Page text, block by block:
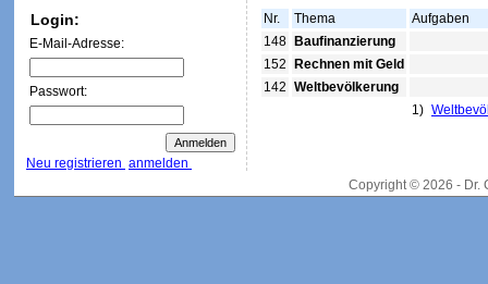
Login:
E-Mail-Adresse:
Passwort:
Neu registrieren anmelden
Nr.
Thema
Aufgaben
148
Baufinanzierung
152
Rechnen mit Geld
142 Weltbevölkerung
1)
Copyright © 2026 - Dr.